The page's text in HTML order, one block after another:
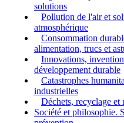
solutions
Pollution de l'air et
atmosphérique
Consommation
alimentation, trucs et
Innovations,
développement durable
Catastrophes
industrielles
Déchets, recyclage
Société et philosophie.